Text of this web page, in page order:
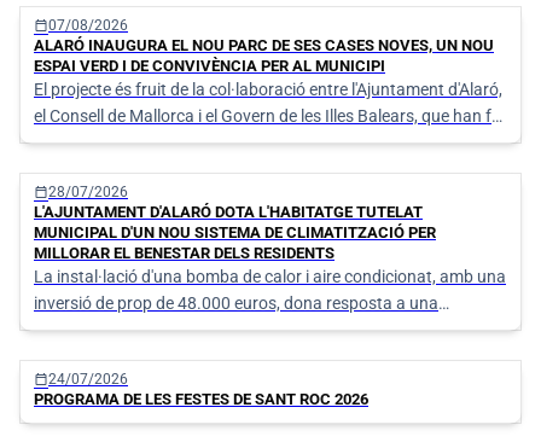
calendar_today07/08/2026
ALARÓ INAUGURA EL NOU PARC DE SES CASES NOVES, UN NOU
ESPAI VERD I DE CONVIVÈNCIA PER AL MUNICIPI
El projecte és fruit de la col·laboració entre l'Ajuntament d'Alaró,
el Consell de Mallorca i el Govern de les Illes Balears, que han fet
possible la transformació d'aquest espai en un nou punt de
trobada per als veïns i veïnes
calendar_today28/07/2026
L'AJUNTAMENT D'ALARÓ DOTA L'HABITATGE TUTELAT
MUNICIPAL D'UN NOU SISTEMA DE CLIMATITZACIÓ PER
MILLORAR EL BENESTAR DELS RESIDENTS
La instal·lació d'una bomba de calor i aire condicionat, amb una
inversió de prop de 48.000 euros, dona resposta a una
necessitat pendent des de la posada en marxa del servei
calendar_today24/07/2026
PROGRAMA DE LES FESTES DE SANT ROC 2026